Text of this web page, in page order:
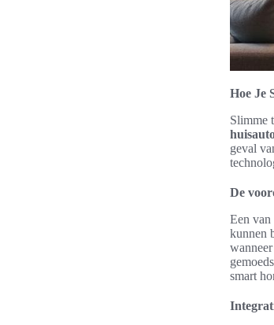
Hoe Je
Slimme
geval
De
Een van
kunnen
smart